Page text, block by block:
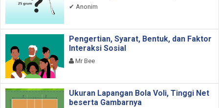
✔ Anonim
Pengertian, Syarat, Bentuk, dan Faktor
Interaksi Sosial
Mr Bee
Ukuran Lapangan Bola Voli, Tinggi Net
beserta Gambarnya